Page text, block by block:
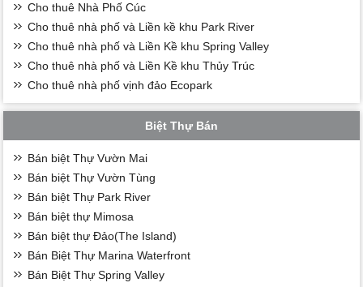
Cho thuê Nhà Phố Cúc
Cho thuê nhà phố và Liền kề khu Park River
Cho thuê nhà phố và Liền Kề khu Spring Valley
Cho thuê nhà phố và Liền Kề khu Thủy Trúc
Cho thuê nhà phố vịnh đảo Ecopark
Biệt Thự Bán
Bán biệt Thự Vườn Mai
Bán biệt Thự Vườn Tùng
Bán biệt Thự Park River
Bán biệt thự Mimosa
Bán biệt thự Đảo(The Island)
Bán Biệt Thự Marina Waterfront
Bán Biệt Thự Spring Valley